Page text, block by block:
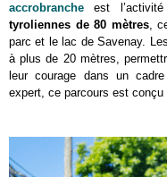
accrobranche
est
tyroliennes de 80 mètres,
parc et le lac de Savenay.
à plus de 20 mètres,
leur courage dans un
expert, ce parcours est